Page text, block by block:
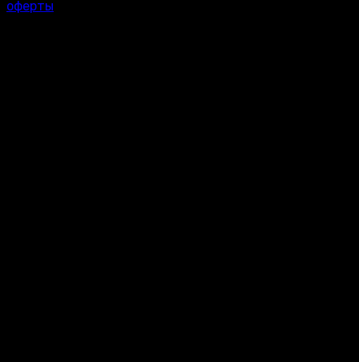
оферты